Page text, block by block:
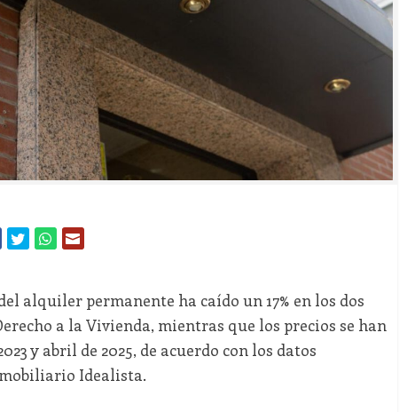
alquiler permanente ha caído un 17% en los dos
a la Vivienda, mientras que los precios se han
y abril de 2025, de acuerdo con los datos
Idealista.